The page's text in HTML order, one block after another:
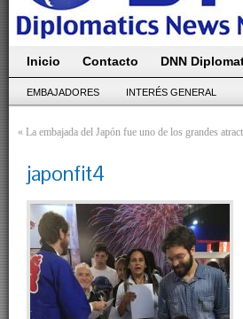
Inicio Contacto DNN
EMBAJADORES INTERÉS GENERAL
« La embajada del Japón fue uno de los grandes
japonfit4